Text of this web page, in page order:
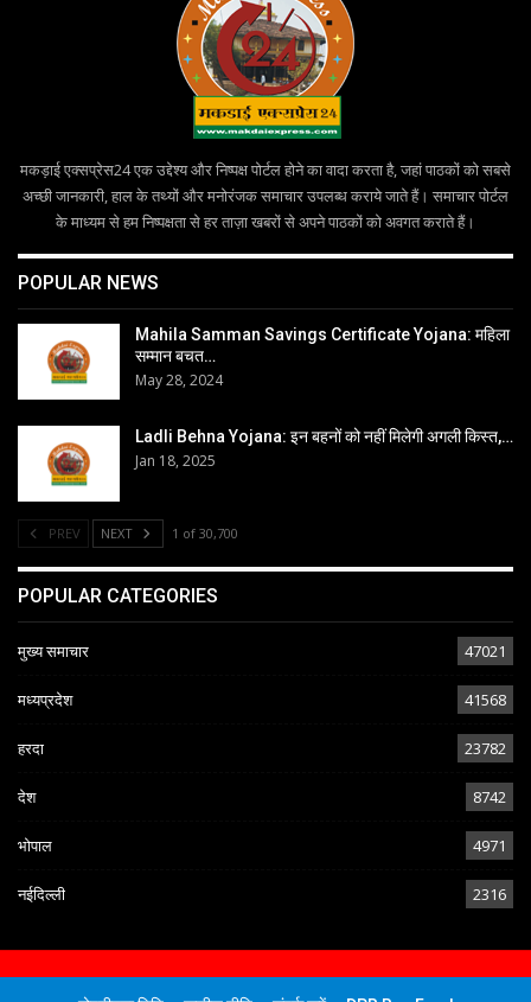
मकड़ाई एक्सप्रेस24 एक उद्देश्य और निष्पक्ष पोर्टल होने का वादा करता है, जहां पाठकों को सबसे
अच्छी जानकारी, हाल के तथ्यों और मनोरंजक समाचार उपलब्ध कराये जाते हैं। समाचार पोर्टल
के माध्यम से हम निष्पक्षता से हर ताज़ा खबरों से अपने पाठकों को अवगत कराते हैं।
POPULAR NEWS
Mahila Samman Savings Certificate Yojana: महिला
सम्मान बचत…
May 28, 2024
Ladli Behna Yojana: इन बहनों को नहीं मिलेगी अगली किस्त,…
Jan 18, 2025
PREV NEXT 1 of 30,700
POPULAR CATEGORIES
मुख्य समाचार 47021
मध्यप्रदेश 41568
हरदा 23782
देश 8742
भोपाल 4971
नईदिल्ली 2316